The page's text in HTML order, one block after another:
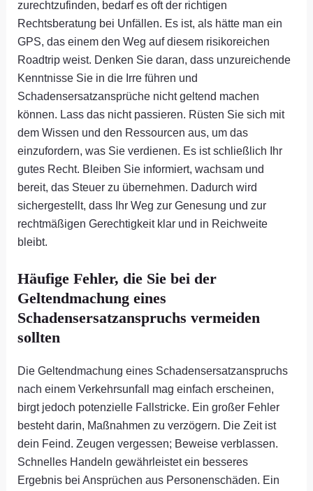
zurechtzufinden, bedarf es oft der richtigen
Rechtsberatung bei Unfällen. Es ist, als hätte man ein
GPS, das einem den Weg auf diesem risikoreichen
Roadtrip weist. Denken Sie daran, dass unzureichende
Kenntnisse Sie in die Irre führen und
Schadensersatzansprüche nicht geltend machen
können. Lass das nicht passieren. Rüsten Sie sich mit
dem Wissen und den Ressourcen aus, um das
einzufordern, was Sie verdienen. Es ist schließlich Ihr
gutes Recht. Bleiben Sie informiert, wachsam und
bereit, das Steuer zu übernehmen. Dadurch wird
sichergestellt, dass Ihr Weg zur Genesung und zur
rechtmäßigen Gerechtigkeit klar und in Reichweite
bleibt.
Häufige Fehler, die Sie bei der
Geltendmachung eines
Schadensersatzanspruchs vermeiden
sollten
Die Geltendmachung eines Schadensersatzanspruchs
nach einem Verkehrsunfall mag einfach erscheinen,
birgt jedoch potenzielle Fallstricke. Ein großer Fehler
besteht darin, Maßnahmen zu verzögern. Die Zeit ist
dein Feind. Zeugen vergessen; Beweise verblassen.
Schnelles Handeln gewährleistet ein besseres
Ergebnis bei Ansprüchen aus Personenschäden. Ein